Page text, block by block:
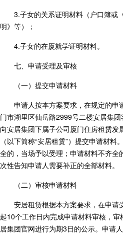
3.子女的关系证明材料（户口簿或
明》等）；
4.子女的在厦就学证明材料。
七、申请受理及审核
（一）提交申请材料
申请人按本方案要求，在规定的申
门市湖里区仙岳路2999号二楼安居集
向安居集团下属子公司厦门住房租赁发
（以下简称“安居租赁”）提交申请材料
全的，当场予以受理；申请材料不齐全
次性告知申请人需要补正的全部材料。
（二）审核申请材料
安居租赁根据本方案要求，在申请
起10个工作日内完成申请材料审核，审
居集团官网进行为期3日的公示。申请